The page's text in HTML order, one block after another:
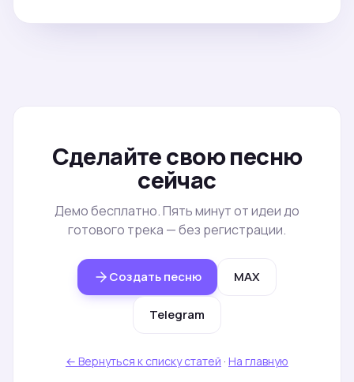
Сделайте свою песню
сейчас
Демо бесплатно. Пять минут от идеи до
готового трека — без регистрации.
Создать песню MAX
Telegram
← Вернуться к списку статей · На главную